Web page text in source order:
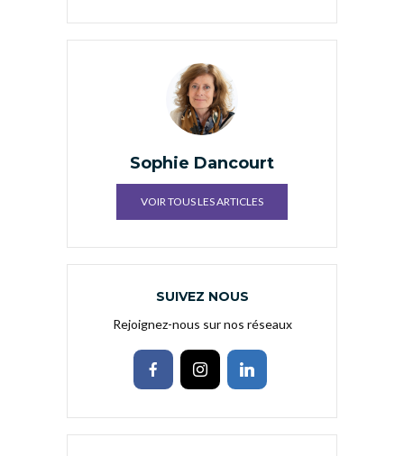
Sophie Dancourt
VOIR TOUS LES ARTICLES
SUIVEZ NOUS
Rejoignez-nous sur nos réseaux